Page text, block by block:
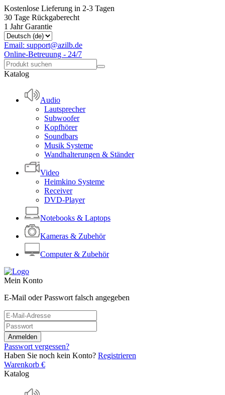
Kostenlose Lieferung in 2-3 Tagen
30 Tage Rückgaberecht
1 Jahr Garantie
Email: support@azilb.de
Online-Betreuung - 24/7
Katalog
Audio
Lautsprecher
Subwoofer
Kopfhörer
Soundbars
Musik Systeme
Wandhalterungen & Ständer
Video
Heimkino Systeme
Receiver
DVD-Player
Notebooks & Laptops
Kameras & Zubehör
Computer & Zubehör
Mein Konto
E-Mail oder Passwort falsch angegeben
Passwort vergessen?
Haben Sie noch kein Konto? Registrieren
Warenkorb €
Katalog